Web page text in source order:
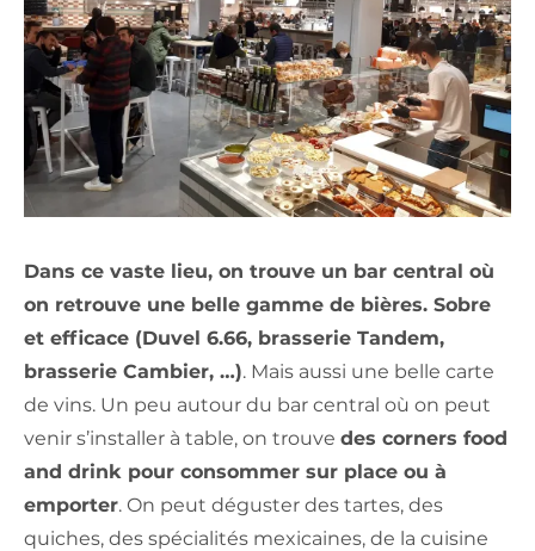
Dans ce vaste lieu, on trouve un bar central où
on retrouve une belle gamme de bières. Sobre
et efficace (Duvel 6.66, brasserie Tandem,
brasserie Cambier, …). Mais aussi une belle carte
de vins. Un peu autour du bar central où on peut
venir s’installer à table, on trouve des corners food
and drink pour consommer sur place ou à
emporter. On peut déguster des tartes, des
quiches, des spécialités mexicaines, de la cuisine